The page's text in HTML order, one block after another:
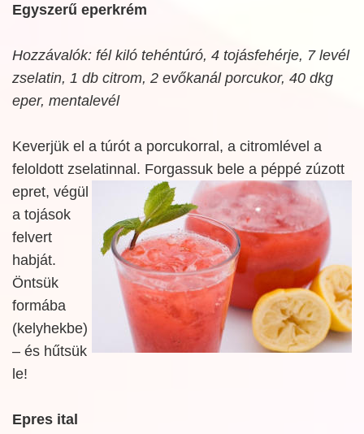
Egyszerű eperkrém
Hozzávalók: fél kiló tehéntúró, 4 tojásfehérje, 7 levél
zselatin, 1 db citrom, 2 evőkanál porcukor, 40 dkg
eper, mentalevél
Keverjük el a túrót a porcukorral, a citromlével a
feloldott zselatinnal. Forgassuk bele a péppé zúzott
epret, végül
a tojások
felvert
habját.
Öntsük
formába
(kelyhekbe)
– és hűtsük
le!
Epres ital